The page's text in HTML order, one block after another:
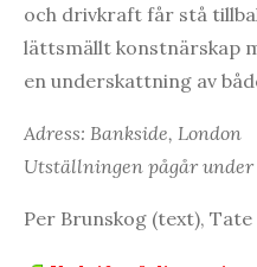
och drivkraft får stå
lättsmällt konstnärskap
en underskattning av
Adress: Bankside, London
Utställningen pågår
Per Brunskog (text),